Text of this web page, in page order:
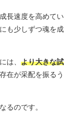
長速度を高めてい
も少しずつ魂を成
は、 より大きな試
在が采配を振るう
るのです。